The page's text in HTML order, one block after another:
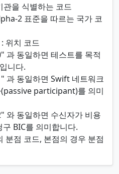
관을 식별하는 코드
2 표준을 따르는 국가 코
위치 코드
과 동일하면 테스트를 목적
니다.
과 동일하면 Swift 네트워크
participant)를 의미
와 동일하면 수신자가 비용
BIC를 의미합니다.
분점 코드, 본점의 경우 분점